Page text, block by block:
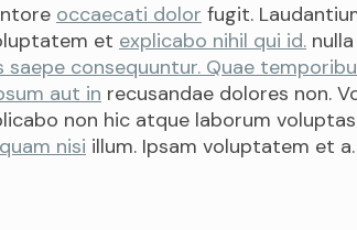
occaecati dolor fugit.
et explicabo nihil qui id.
consequuntur. Quae
aut in recusandae dolores non.
non hic atque laborum
nisi illum. Ipsam voluptatem et